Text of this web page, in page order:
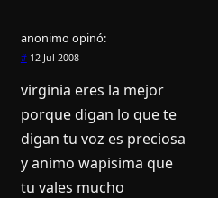
anonimo opinó:
#12 Jul 2008
virginia eres la mejor
porque digan lo que te
digan tu voz es preciosa
y animo wapisima que
tu vales mucho